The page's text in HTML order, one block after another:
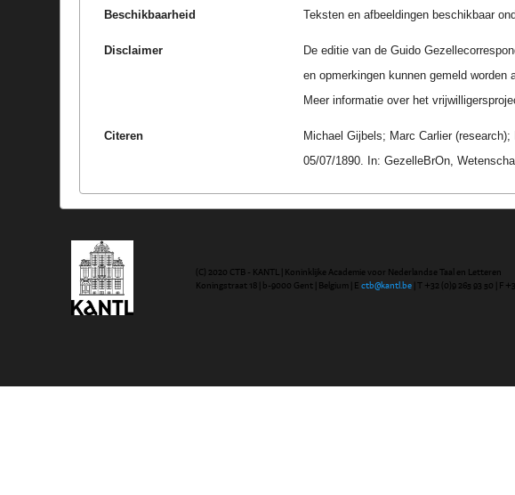
Beschikbaarheid Teksten en afbeeldingen beschikbaar
Disclaimer
De editie van de Guido
en opmerkingen kunnen gemeld worden
Meer informatie over het
Citeren
Michael Gijbels; Marc Carlier
05/07/1890. In: GezelleBrOn,
(C) 2020 CTB - KANTL | Koninklijke Academie voor Nederlandse Taal en Letteren
Koningstraat 18 | b-9000 Gent | Belgium | Ectb@kantl.be | T +32 (0)9 265 93 50 | F